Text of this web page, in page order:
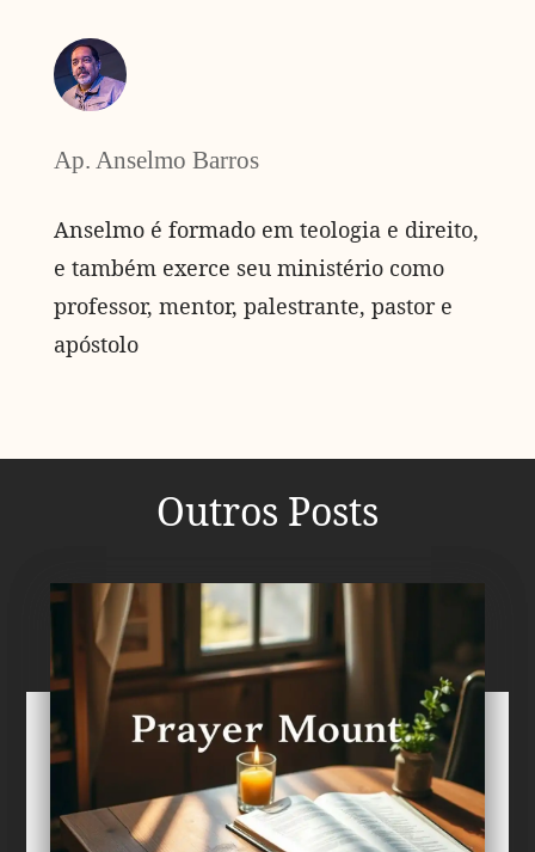
Ap. Anselmo Barros
Anselmo é formado em teologia e direito,
e também exerce seu ministério como
professor, mentor, palestrante, pastor e
apóstolo
Outros Posts